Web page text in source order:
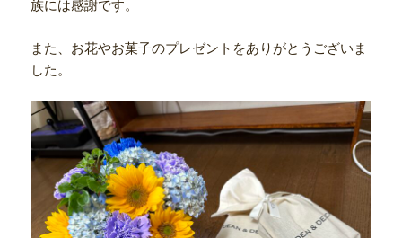
族には感謝です。
また、お花やお菓子のプレゼントをありがとうございま
した。